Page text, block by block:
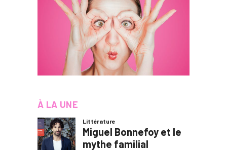
À LA UNE